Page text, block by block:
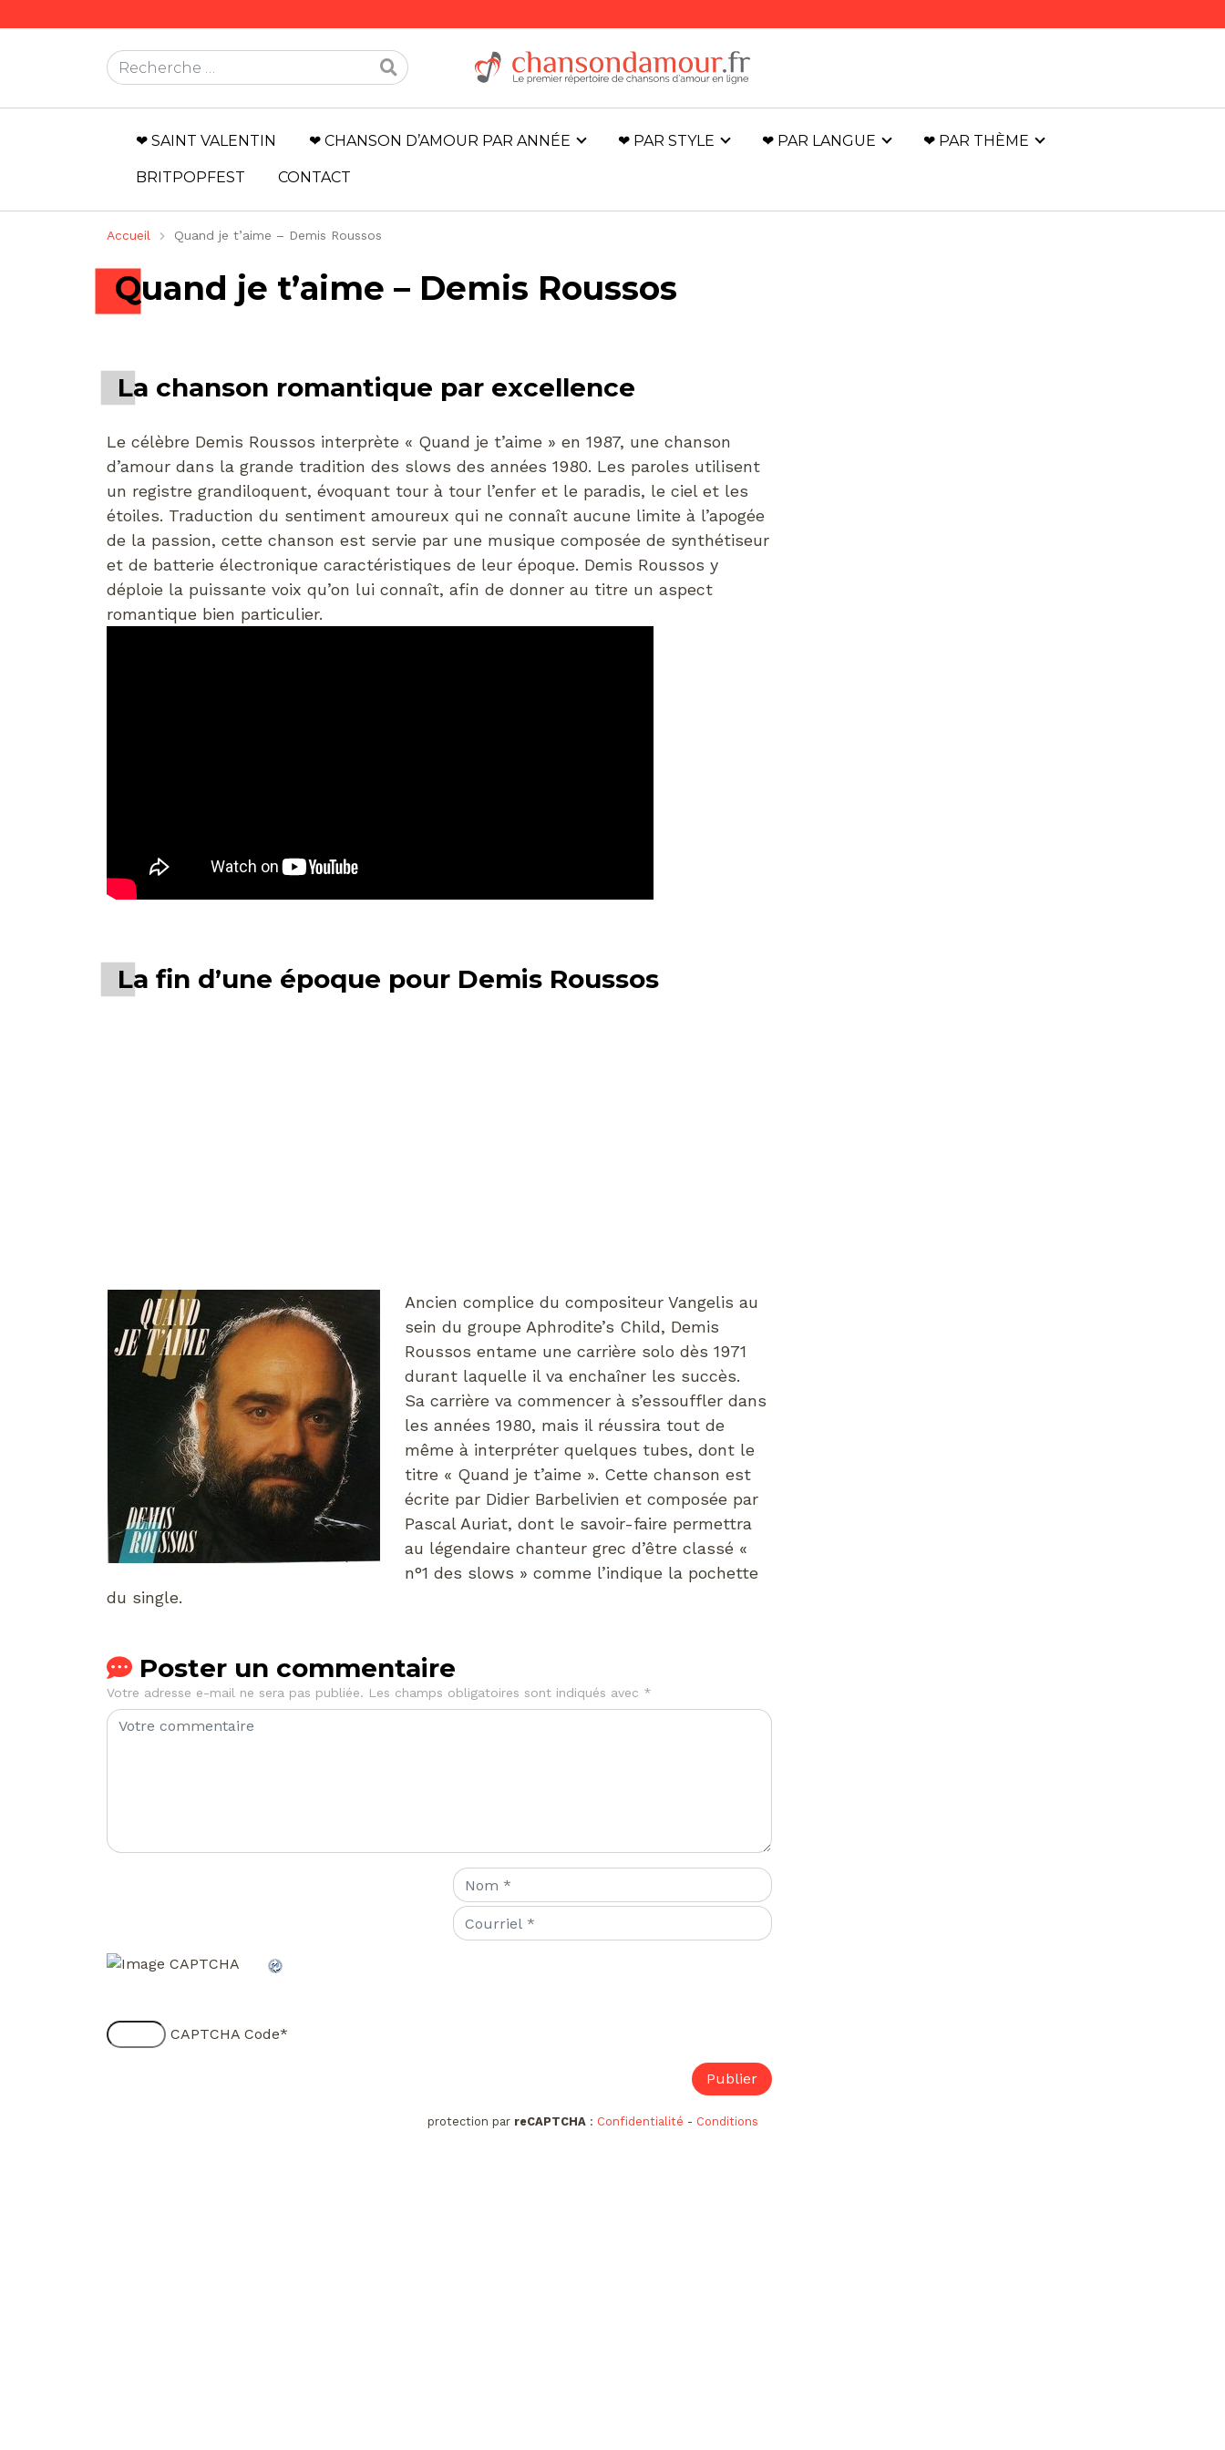
Rechercher
❤ SAINT VALENTIN ❤ CHANSON D’AMOUR PAR ANNÉE ❤ PAR STYLE ❤ PAR LANGUE ❤ PAR THÈME
BRITPOPFEST CONTACT
Accueil Quand je t’aime – Demis Roussos
Quand je t’aime – Demis Roussos
La chanson romantique par excellence
Le célèbre Demis Roussos interprète « Quand je t’aime » en 1987, une chanson
d’amour dans la grande tradition des slows des années 1980. Les paroles utilisent
un registre grandiloquent, évoquant tour à tour l’enfer et le paradis, le ciel et les
étoiles. Traduction du sentiment amoureux qui ne connaît aucune limite à l’apogée
de la passion, cette chanson est servie par une musique composée de synthétiseur
et de batterie électronique caractéristiques de leur époque. Demis Roussos y
déploie la puissante voix qu’on lui connaît, afin de donner au titre un aspect
romantique bien particulier.
La fin d’une époque pour Demis Roussos
Ancien complice du compositeur Vangelis au
sein du groupe Aphrodite’s Child, Demis
Roussos entame une carrière solo dès 1971
durant laquelle il va enchaîner les succès.
Sa carrière va commencer à s’essouffler dans
les années 1980, mais il réussira tout de
même à interpréter quelques tubes, dont le
titre « Quand je t’aime ». Cette chanson est
écrite par Didier Barbelivien et composée par
Pascal Auriat, dont le savoir-faire permettra
au légendaire chanteur grec d’être classé «
n°1 des slows » comme l’indique la pochette
du single.
Poster un commentaire
Votre adresse e-mail ne sera pas publiée. Les champs obligatoires sont indiqués avec *
CAPTCHA Code*
protection par reCAPTCHA : Confidentialité - Conditions